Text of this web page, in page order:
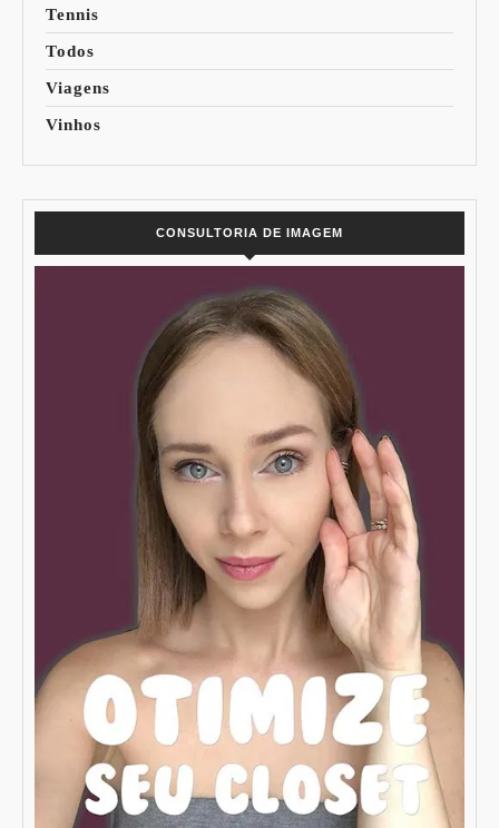
Tennis
Todos
Viagens
Vinhos
CONSULTORIA DE IMAGEM